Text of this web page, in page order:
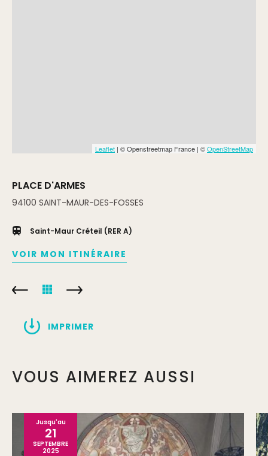
Leaflet | © Openstreetmap France | ©OpenStreetMap
PLACE D'ARMES
94100 SAINT-MAUR-DES-FOSSES
Saint-Maur Créteil (RER A)
VOIR MON ITINÉRAIRE
IMPRIMER
VOUS AIMEREZ AUSSI
Jusqu'au
21
SEPTEMBRE
2025